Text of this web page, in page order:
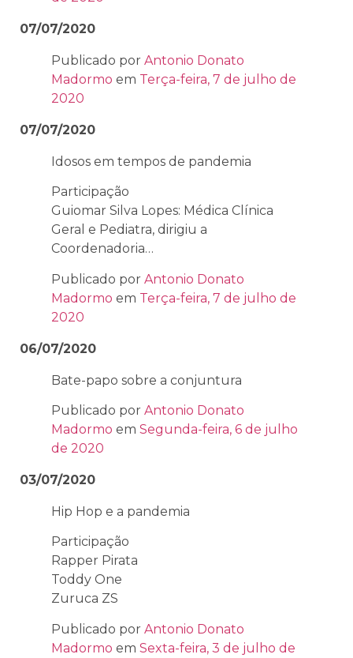
07/07/2020
Publicado por Antonio Donato
Madormo em Terça-feira, 7 de julho de
2020
07/07/2020
Idosos em tempos de pandemia
Participação
Guiomar Silva Lopes: Médica Clínica
Geral e Pediatra, dirigiu a
Coordenadoria…
Publicado por Antonio Donato
Madormo em Terça-feira, 7 de julho de
2020
06/07/2020
Bate-papo sobre a conjuntura
Publicado por Antonio Donato
Madormo em Segunda-feira, 6 de julho
de 2020
03/07/2020
Hip Hop e a pandemia
Participação
Rapper Pirata
Toddy One
Zuruca ZS
Publicado por Antonio Donato
Madormo em Sexta-feira, 3 de julho de